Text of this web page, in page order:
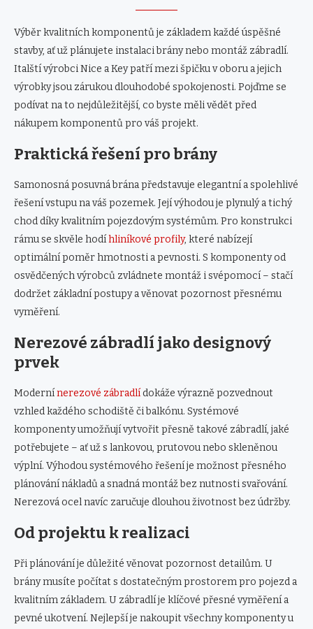
Výběr kvalitních komponentů je základem každé úspěšné
stavby, ať už plánujete instalaci brány nebo montáž zábradlí.
Italští výrobci Nice a Key patří mezi špičku v oboru a jejich
výrobky jsou zárukou dlouhodobé spokojenosti. Pojďme se
podívat na to nejdůležitější, co byste měli vědět před
nákupem komponentů pro váš projekt.
Praktická řešení pro brány
Samonosná posuvná brána představuje elegantní a spolehlivé
řešení vstupu na váš pozemek. Její výhodou je plynulý a tichý
chod díky kvalitním pojezdovým systémům. Pro konstrukci
rámu se skvěle hodíhliníkové profily, které nabízejí
optimální poměr hmotnosti a pevnosti. S komponenty od
osvědčených výrobců zvládnete montáž i svépomocí – stačí
dodržet základní postupy a věnovat pozornost přesnému
vyměření.
Nerezové zábradlí jako designový
prvek
Modernínerezové zábradlídokáže výrazně pozvednout
vzhled každého schodiště či balkónu. Systémové
komponenty umožňují vytvořit přesně takové zábradlí, jaké
potřebujete – ať už s lankovou, prutovou nebo skleněnou
výplní. Výhodou systémového řešení je možnost přesného
plánování nákladů a snadná montáž bez nutnosti svařování.
Nerezová ocel navíc zaručuje dlouhou životnost bez údržby.
Od projektu k realizaci
Při plánování je důležité věnovat pozornost detailům. U
brány musíte počítat s dostatečným prostorem pro pojezd a
kvalitním základem. U zábradlí je klíčové přesné vyměření a
pevné ukotvení. Nejlepší je nakoupit všechny komponenty u